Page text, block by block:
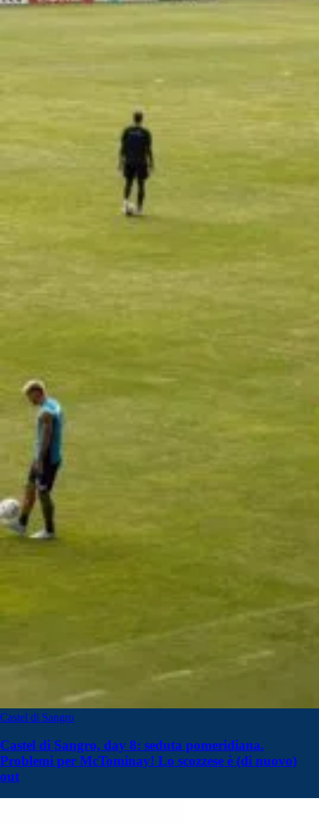
Castel di Sangro
Castel di Sangro, day 8: seduta pomeridiana.
Problemi per McTominay! Lo scozzese è (di nuovo)
out